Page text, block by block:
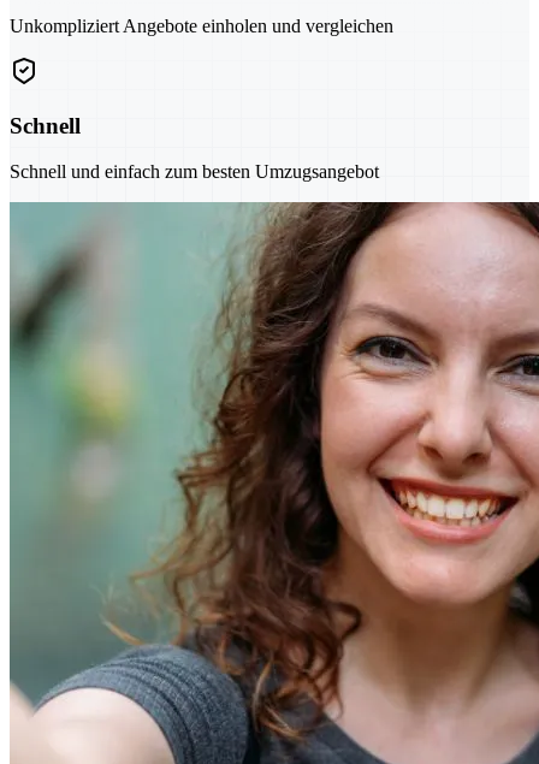
Unkompliziert Angebote einholen und vergleichen
Schnell
Schnell und einfach zum besten Umzugsangebot